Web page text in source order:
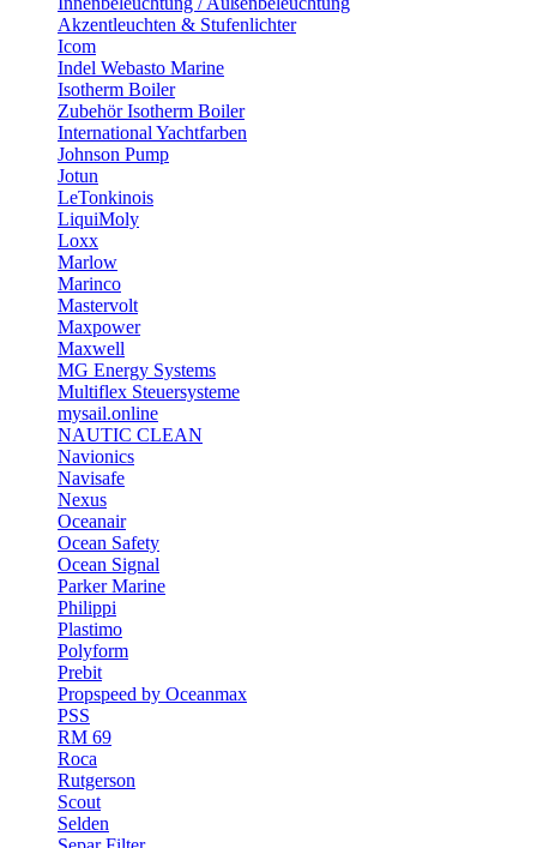
Akzentleuchten & Stufenlichter
Icom
Indel Webasto Marine
Isotherm Boiler
Zubehör Isotherm Boiler
International Yachtfarben
Johnson Pump
Jotun
LeTonkinois
LiquiMoly
Loxx
Marlow
Marinco
Mastervolt
Maxpower
Maxwell
MG Energy Systems
Multiflex Steuersysteme
mysail.online
NAUTIC CLEAN
Navionics
Navisafe
Nexus
Oceanair
Ocean Safety
Ocean Signal
Parker Marine
Philippi
Plastimo
Polyform
Prebit
Propspeed by Oceanmax
PSS
RM 69
Roca
Rutgerson
Scout
Selden